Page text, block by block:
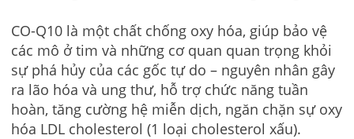
CO-Q10 là một chất chống oxy hóa, giúp bảo vệ
các mô ở tim và những cơ quan quan trọng khỏi
sự phá hủy của các gốc tự do – nguyên nhân gây
ra lão hóa và ung thư, hỗ trợ chức năng tuần
hoàn, tăng cường hệ miễn dịch, ngăn chặn sự oxy
hóa LDL cholesterol (1 loại cholesterol xấu).